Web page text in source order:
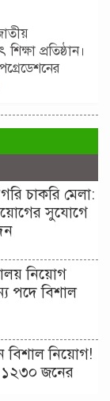
প্রতিষ্ঠান।
চাকরি মেলা:
সুযোগে
নিয়োগ
পদে বিশাল
বিশাল নিয়োগ!
১২৩০ জনের